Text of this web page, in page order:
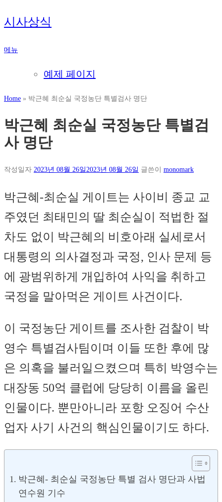
내
용
로
기
시사상식
메뉴
예제 페이지
Home » 박근혜 최순실 국정농단 특별검사 명단
박근혜 최순실 국정농단 특별검
사 명단
작성일자 2023년 08월 26일2023년 08월 26일 글쓴이 monomark
박근혜-최순실 게이트는 사이비 종교 교
주였던 최태민의 딸 최순실이 적법한 절
차도 없이 박근혜의 비호아래 실세로서
대통령의 의사결정과 국정, 인사 문제 등
에 광범위하게 개입하여 사익을 취하고
국정을 말아먹은 게이트 사건이다.
이 국정농단 게이트를 조사한 검찰이 박
영수 특별검사팀이며 이들 또한 후에 많
은 의혹을 불러일으켰으며 특히 박영수는
대장동 50억 클럽에 당당히 이름을 올린
인물이다. 뿐만아니라 포항 오징어 수산
업자 사기 사건의 핵심인물이기도 하다.
박근혜- 최순실 국정농단 특별 검사 명단과 사법
연수원 기수